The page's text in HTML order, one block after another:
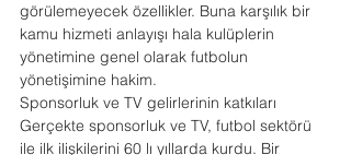
görülemeyecek özellikler. Buna karşılık bir
kamu hizmeti anlayışı hala kulüplerin
yönetimine genel olarak futbolun
yönetişimine hakim.
Sponsorluk ve TV gelirlerinin katkıları
Gerçekte sponsorluk ve TV, futbol sektörü
ile ilk ilişkilerini 60 lı yıllarda kurdu. Bir